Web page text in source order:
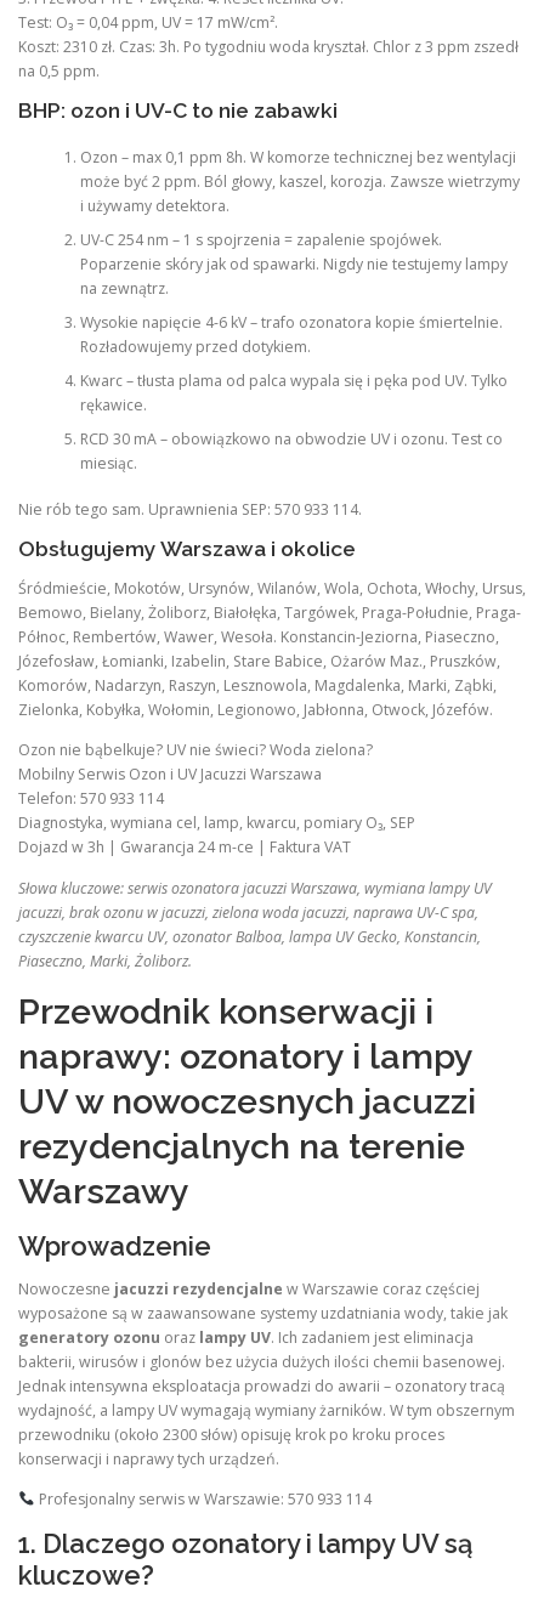
Test: O₃ = 0,04 ppm, UV = 17 mW/cm².
Koszt: 2310 zł. Czas: 3h. Po tygodniu woda kryształ. Chlor z 3 ppm zszedł
na 0,5 ppm.
BHP: ozon i UV-C to nie zabawki
Ozon – max 0,1 ppm 8h. W komorze technicznej bez wentylacji
może być 2 ppm. Ból głowy, kaszel, korozja. Zawsze wietrzymy
i używamy detektora.
UV-C 254 nm – 1 s spojrzenia = zapalenie spojówek.
Poparzenie skóry jak od spawarki. Nigdy nie testujemy lampy
na zewnątrz.
Wysokie napięcie 4-6 kV – trafo ozonatora kopie śmiertelnie.
Rozładowujemy przed dotykiem.
Kwarc – tłusta plama od palca wypala się i pęka pod UV. Tylko
rękawice.
RCD 30 mA – obowiązkowo na obwodzie UV i ozonu. Test co
miesiąc.
Nie rób tego sam. Uprawnienia SEP: 570 933 114.
Obsługujemy Warszawa i okolice
Śródmieście, Mokotów, Ursynów, Wilanów, Wola, Ochota, Włochy, Ursus,
Bemowo, Bielany, Żoliborz, Białołęka, Targówek, Praga-Południe, Praga-
Północ, Rembertów, Wawer, Wesoła. Konstancin-Jeziorna, Piaseczno,
Józefosław, Łomianki, Izabelin, Stare Babice, Ożarów Maz., Pruszków,
Komorów, Nadarzyn, Raszyn, Lesznowola, Magdalenka, Marki, Ząbki,
Zielonka, Kobyłka, Wołomin, Legionowo, Jabłonna, Otwock, Józefów.
Ozon nie bąbelkuje? UV nie świeci? Woda zielona?
Mobilny Serwis Ozon i UV Jacuzzi Warszawa
Telefon: 570 933 114
Diagnostyka, wymiana cel, lamp, kwarcu, pomiary O₃, SEP
Dojazd w 3h | Gwarancja 24 m-ce | Faktura VAT
Słowa kluczowe: serwis ozonatora jacuzzi Warszawa, wymiana lampy UV
jacuzzi, brak ozonu w jacuzzi, zielona woda jacuzzi, naprawa UV-C spa,
czyszczenie kwarcu UV, ozonator Balboa, lampa UV Gecko, Konstancin,
Piaseczno, Marki, Żoliborz.
Przewodnik konserwacji i
naprawy: ozonatory i lampy
UV w nowoczesnych jacuzzi
rezydencjalnych na terenie
Warszawy
Wprowadzenie
Nowoczesne jacuzzi rezydencjalne w Warszawie coraz częściej
wyposażone są w zaawansowane systemy uzdatniania wody, takie jak
generatory ozonu oraz lampy UV. Ich zadaniem jest eliminacja
bakterii, wirusów i glonów bez użycia dużych ilości chemii basenowej.
Jednak intensywna eksploatacja prowadzi do awarii – ozonatory tracą
wydajność, a lampy UV wymagają wymiany żarników. W tym obszernym
przewodniku (około 2300 słów) opisuję krok po kroku proces
konserwacji i naprawy tych urządzeń.
Profesjonalny serwis w Warszawie: 570 933 114
1. Dlaczego ozonatory i lampy UV są
kluczowe?